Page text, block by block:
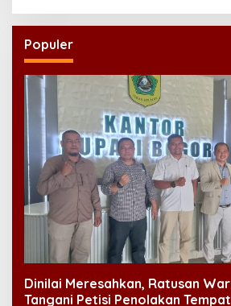
Populer
Dinilai Meresahkan, Ratusan
Tangani Petisi Penolakan